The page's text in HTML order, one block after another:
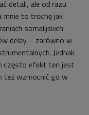
detali, ale od razu
mnie to trochę jak
somalijskich
delay – zarówno w
Jednak
często efekt ten jest
też wzmocnić go w